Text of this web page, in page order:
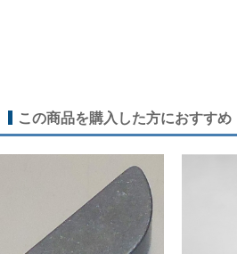
この商品を購入した方におすすめ